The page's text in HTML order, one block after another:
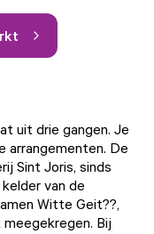
uit drie gangen. Je
arrangementen. De
Sint Joris, sinds
van de
Witte Geit??,
Bij